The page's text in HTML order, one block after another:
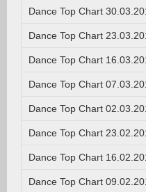
Dance Top Chart
Dance Top Chart
Dance Top Chart
Dance Top Chart
Dance Top Chart
Dance Top Chart
Dance Top Chart
Dance Top Chart